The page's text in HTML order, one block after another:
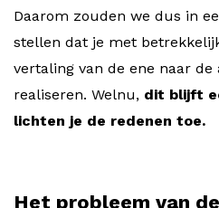
Daarom zouden we dus in
stellen dat je met
vertaling van de ene naar
realiseren. Welnu, dit blijft
lichten je de redenen toe.
Het probleem van